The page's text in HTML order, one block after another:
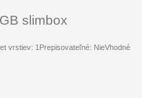
slimbox
vrstiev: 1Prepisovateľné: NieVhodné